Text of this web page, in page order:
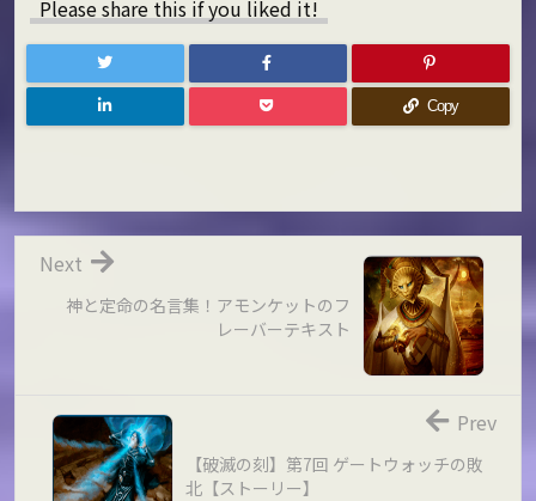
Please share this if you liked it!
Copy
神と定命の名言集！アモンケットのフ
レーバーテキスト
Next
【破滅の刻】第7回 ゲートウォッチの敗
北【ストーリー】
Prev